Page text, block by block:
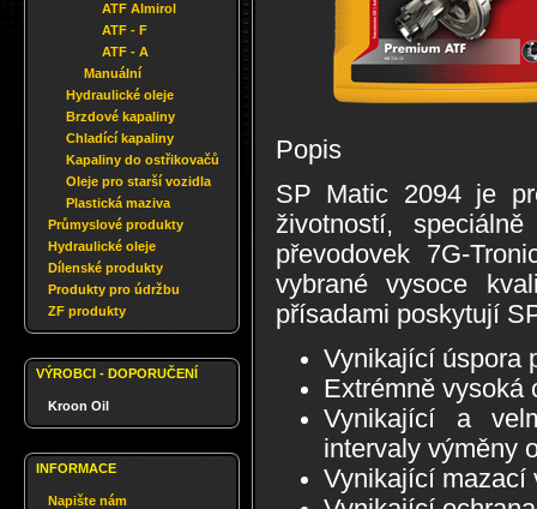
ATF Almirol
ATF - F
ATF - A
Manuální
Hydraulické oleje
Brzdové kapaliny
Chladící kapaliny
Kapaliny do ostřikovačů
Oleje pro starší vozidla
Plastická maziva
Průmyslové produkty
Hydraulické oleje
Dílenské produkty
Produkty pro údržbu
ZF produkty
VÝROBCI - DOPORUČENÍ
Kroon Oil
INFORMACE
Napište nám
Popis
SP Matic 2094 je
životností,
převodovek 7G-
vybrané vysoce
přísadami poskytují
Vynikající úspora
Extrémně vysoká
Vynikající a
intervaly výměny
Vynikající mazací